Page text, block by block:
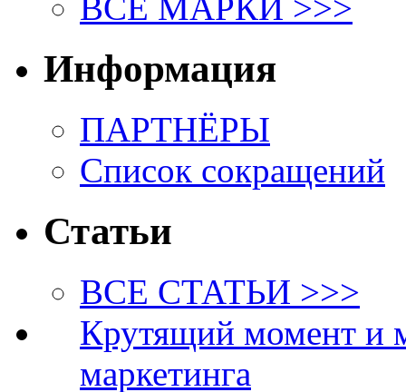
ВСЕ МАРКИ >>>
Информация
ПАРТНЁРЫ
Список сокращений
Статьи
ВСЕ СТАТЬИ >>>
Крутящий момент и
маркетинга